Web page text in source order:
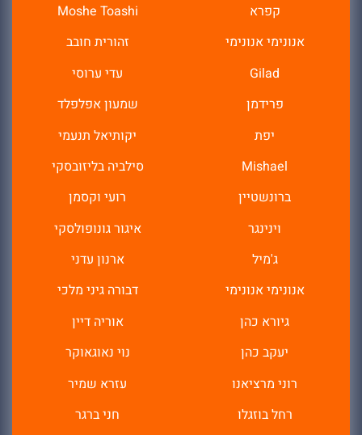
קפרא
אנונימי אנונימי
Gilad
פרידמן
יפת
Mishael‬‏
ברונשטיין
וינינגר
ג'מיל
אנונימי אנונימי
גיורא כהן
יעקב כהן
רוני מרציאנו
רחל בוזגלו
Moshe Toashi
זהורית חובב
עדי ערוסי
שמעון אפלפלד
יקותיאל תנעמי
סילביה בליזובסקי
רועי וקסמן
איגור גונופולסקי
ארנון עדני
דבורה גיני מלכי
אוריה דיין
נוי נאוגאוקר
חני ברגר